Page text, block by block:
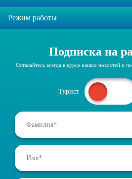
Режим работы
Подписка на
Оставайтесь всегда в курсе наших новостей и
Турист